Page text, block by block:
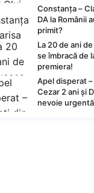
Constanța –
DA la Românii
primit?
La 20 de ani
se îmbracă de
premiera!
Apel disperat
Cezar 2 ani și
nevoie